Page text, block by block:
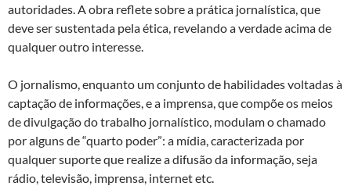
autoridades. A obra reflete sobre a prática jornalística, que
deve ser sustentada pela ética, revelando a verdade acima de
qualquer outro interesse.
O jornalismo, enquanto um conjunto de habilidades voltadas à
captação de informações, e a imprensa, que compõe os meios
de divulgação do trabalho jornalístico, modulam o chamado
por alguns de “quarto poder”: a mídia, caracterizada por
qualquer suporte que realize a difusão da informação, seja
rádio, televisão, imprensa, internet etc.